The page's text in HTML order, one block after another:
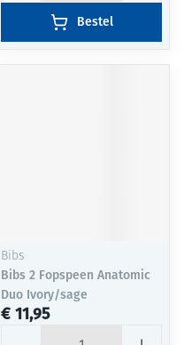
Bestel
Bibs
Bibs 2 Fopspeen Anatomic
Duo Ivory/sage
€ 11,95